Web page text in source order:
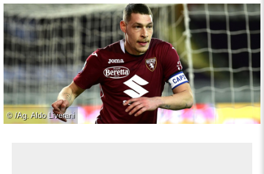
© /Ag. Aldo Liverani